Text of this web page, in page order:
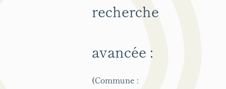
recherche
avancée :
(Commune :